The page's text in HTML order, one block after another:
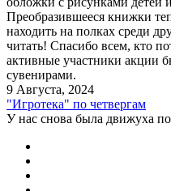
Преобразившееся книжки
находить на полках среди
читать! Спасибо всем, кто
активные участники акции
сувенирами.
9 Августа, 2024
"Игротека" по четвергам
У нас снова была движуха